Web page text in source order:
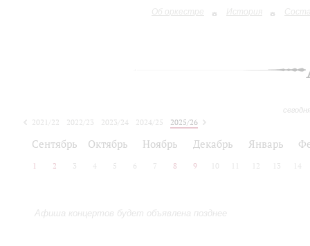
Об оркестре История
2021/22 2022/23 2023/24 2024/25
2025/26
Сентябрь Октябрь Ноябрь Декабрь Январь
1 2 3 4 5 6 7 8 9 10 12 13 14
Афиша концертов будет объявлена позднее